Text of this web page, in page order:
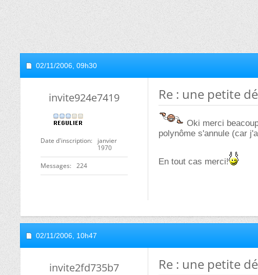
02/11/2006, 09h30
invite924e7419
Date d'inscription
janvier
1970
Messages 224
Re : une petite
Oki merci
polynôme s'annule (car
En tout cas merci!
02/11/2006, 10h47
invite2fd735b7 Re : une petite